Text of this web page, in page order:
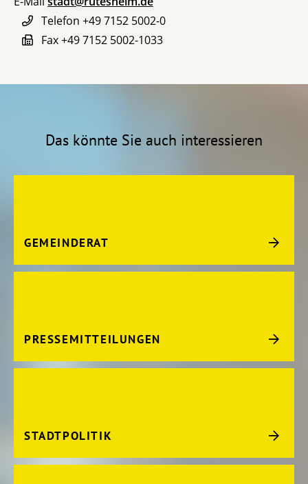
Telefon +49 7152 5002-0
Fax+49 7152 5002-1033
Das könnte Sie auch interessieren
GEMEINDERAT
PRESSEMITTEILUNGEN
STADTPOLITIK